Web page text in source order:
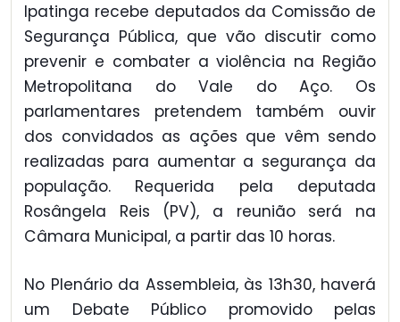
Ipatinga recebe deputados da Comissão de
Segurança Pública, que vão discutir como
prevenir e combater a violência na Região
Metropolitana do Vale do Aço. Os
parlamentares pretendem também ouvir
dos convidados as ações que vêm sendo
realizadas para aumentar a segurança da
população. Requerida pela deputada
Rosângela Reis (PV), a reunião será na
Câmara Municipal, a partir das 10 horas.
No Plenário da Assembleia, às 13h30, haverá
um Debate Público promovido pelas